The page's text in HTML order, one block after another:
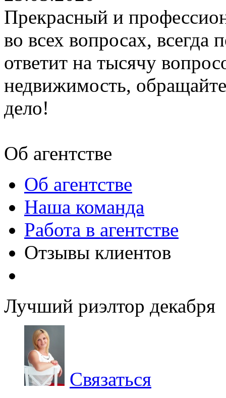
Прекрасный и
во всех вопросах, всегда
ответит на тысячу
недвижимость,
дело!
Об агентстве
Об агентстве
Наша команда
Работа в агентстве
Отзывы клиентов
Лучший риэлтор декабря
Связаться